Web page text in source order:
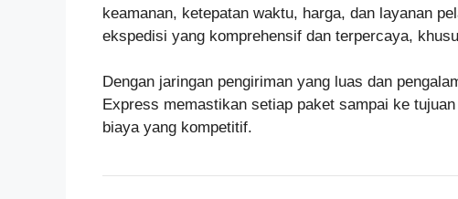
keamanan, ketepatan waktu, harga, dan layanan
ekspedisi yang komprehensif dan terpercaya,
Dengan jaringan pengiriman yang luas dan
Express memastikan setiap paket sampai ke
biaya yang kompetitif.